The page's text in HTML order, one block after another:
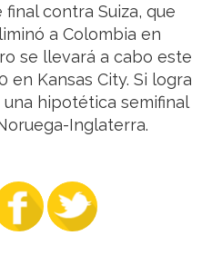
contra Suiza, que
a Colombia en
se llevará a cabo este
en Kansas City. Si logra
una hipotética semifinal
Inglaterra.